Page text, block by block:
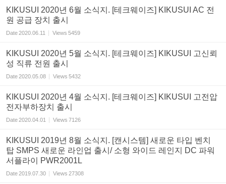
KIKUSUI 2020년 6월 소식지. [테크웨이즈] KIKUSUI AC 전
원 공급 장치 출시
Date2020.06.11 Views 5459
KIKUSUI 2020년 5월 소식지. [테크웨이즈] KIKUSUI 고신뢰
성 직류 전원 출시
Date2020.05.08 Views 5432
KIKUSUI 2020년 4월 소식지. [테크웨이즈] KIKUSUI 고전압
전자부하장치 출시
Date2020.04.01 Views 7126
KIKUSUI 2019년 8월 소식지. [캔시스템] 새로운 타입 벤치
탑 SMPS 새로운 라인업 출시/ 소형 와이드 레인지 DC 파워
서플라이 PWR2001L
Date2019.07.30 Views 27308